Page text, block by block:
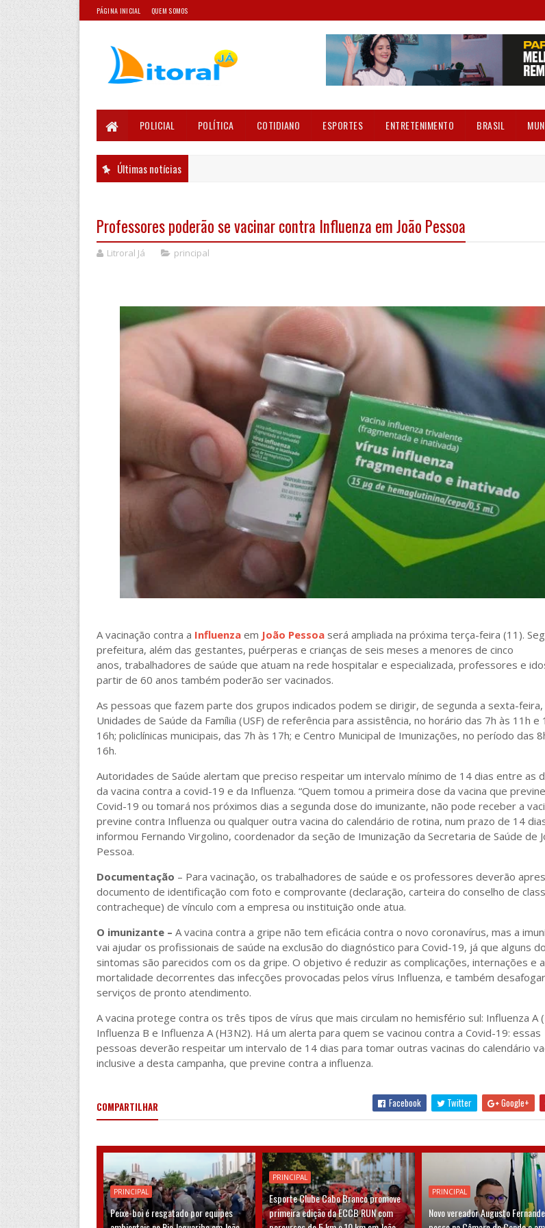
PÁGINA INICIAL QUEM SOMOS
POLICIAL POLÍTICA COTIDIANO ESPORTES ENTRETENIMENTO BRASIL
Últimas notícias
Professores poderão se vacinar contra Influenza em João Pessoa
Litroral Já principal
A vacinação contra a Influenza em João Pessoaserá ampliada na próxima terça-feira (11).
prefeitura, além das gestantes, puérperas e crianças de seis meses a menores de cinco
anos, trabalhadores de saúde que atuam na rede hospitalar e especializada, professores e
partir de 60 anos também poderão ser vacinados.
As pessoas que fazem parte dos grupos indicados podem se dirigir, de segunda a sexta-feira,
Unidades de Saúde da Família (USF) de referência para assistência, no horário das 7h às 11h e
16h; policlínicas municipais, das 7h às 17h; e Centro Municipal de Imunizações, no período das
16h.
Autoridades de Saúde alertam que preciso respeitar um intervalo mínimo de 14 dias entre as
da vacina contra a covid-19 e da Influenza. “Quem tomou a primeira dose da vacina que
Covid-19 ou tomará nos próximos dias a segunda dose do imunizante, não pode receber a
previne contra Influenza ou qualquer outra vacina do calendário de rotina, num prazo de 14
informou Fernando Virgolino, coordenador da seção de Imunização da Secretaria de Saúde de
Pessoa.
Documentação – Para vacinação, os trabalhadores de saúde e os professores deverão
documento de identificação com foto e comprovante (declaração, carteira do conselho de
contracheque) de vínculo com a empresa ou instituição onde atua.
O imunizante – A vacina contra a gripe não tem eficácia contra o novo coronavírus, mas a
vai ajudar os profissionais de saúde na exclusão do diagnóstico para Covid-19, já que alguns
sintomas são parecidos com os da gripe. O objetivo é reduzir as complicações, internações e a
mortalidade decorrentes das infecções provocadas pelos vírus Influenza, e também
serviços de pronto atendimento.
A vacina protege contra os três tipos de vírus que mais circulam no hemisfério sul: Influenza A
Influenza B e Influenza A (H3N2). Há um alerta para quem se vacinou contra a Covid-19: essas
pessoas deverão respeitar um intervalo de 14 dias para tomar outras vacinas do calendário
inclusive a desta campanha, que previne contra a influenza.
COMPARTILHAR Facebook Twitter Google+
PRINCIPAL
Peixe-boi é resgatado por equipes
PRINCIPAL
Esporte Clube Cabo Branco promove
primeira edição da ECCB RUN com
PRINCIPAL
Novo vereador Augusto